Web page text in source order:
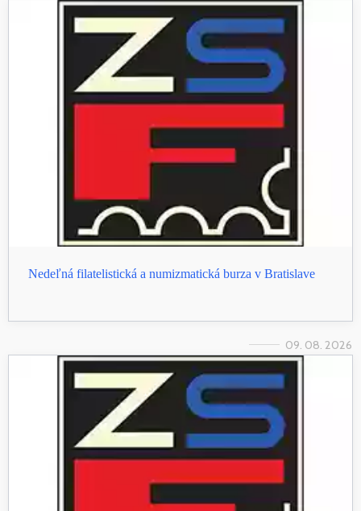
Nedeľná filatelistická a numizmatická burza v Bratislave
09. 08. 2026